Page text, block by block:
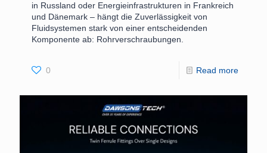
in Russland oder Energieinfrastrukturen in Frankreich
und Dänemark – hängt die Zuverlässigkeit von
Fluidsystemen stark von einer entscheidenden
Komponente ab: Rohrverschraubungen.
0 Read more